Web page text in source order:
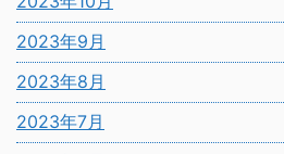
2023年9月
2023年8月
2023年7月